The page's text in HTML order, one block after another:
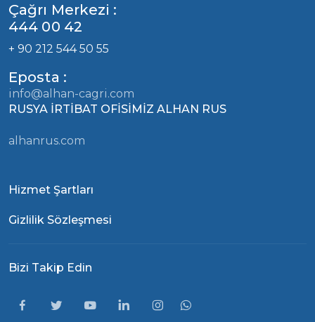
Çağrı Merkezi :
444 00 42
+ 90 212 544 50 55
Eposta :
info@alhan-cagri.com
RUSYA İRTİBAT OFİSİMİZ ALHAN RUS
alhanrus.com
Hizmet Şartları
Gizlilik Sözleşmesi
Bizi Takip Edin